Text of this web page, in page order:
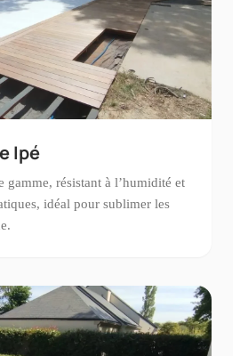
Ipé
gamme, résistant à l’humidité et
idéal pour sublimer les